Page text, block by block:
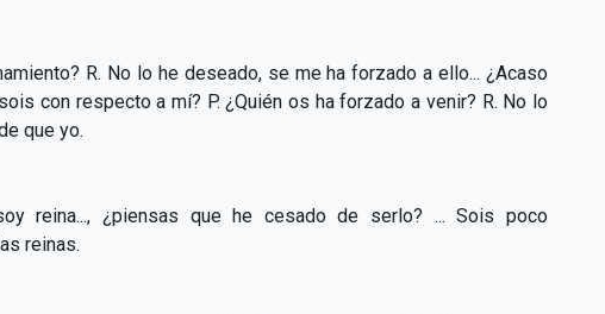
R. No lo he deseado, se me ha forzado a ello... ¿Acaso
con respecto a mí? P. ¿Quién os ha forzado a venir? R. No lo
que yo.
reina..., ¿piensas que he cesado de serlo? ... Sois poco
reinas.